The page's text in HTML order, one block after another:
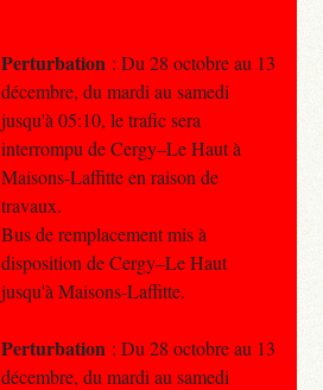
Perturbation : Du 28 octobre au 13
décembre, du mardi au samedi
jusqu'à 05:10, le trafic sera
interrompu de Cergy–Le Haut à
Maisons-Laffitte en raison de
travaux.
Bus de remplacement mis à
disposition de Cergy–Le Haut
jusqu'à Maisons-Laffitte.
Perturbation : Du 28 octobre au 13
décembre, du mardi au samedi